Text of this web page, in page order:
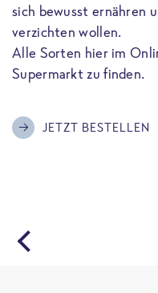
sich bewusst ernähren
verzichten wollen.
Alle Sorten hier im
Supermarkt zu finden.
JETZT BESTELLEN